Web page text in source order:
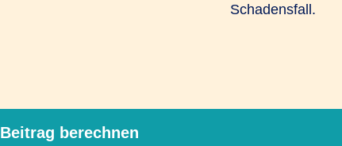
Schadensfall.
berechnen